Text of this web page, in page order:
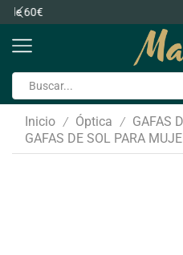
Envíos
Inicio / Óptica / GAFAS
GAFAS DE SOL PARA